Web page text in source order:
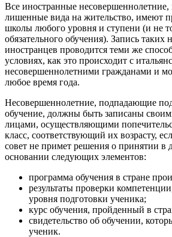
Все иностранные несовершеннолетние,
лишенные вида на жительство, имеют
школы любого уровня и ступени (и не
обязательного обучения). Запись таких
иностранцев проводится теми же
условиях, как это происходит с
несовершеннолетними гражданами и
любое время года.
Несовершеннолетние, подпадающие под
обучение, должны быть записаны
лицами, осуществляющими
класс, соответствующий их возрасту,
совет не примет решения о принятии в
основании следующих элементов:
программа обучения в стране
результаты проверки
уровня подготовки ученика;
курс обучения, пройденный в
свидетельство об обучении,
ученик.